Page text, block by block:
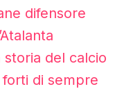
difensore
storia del calcio
di sempre